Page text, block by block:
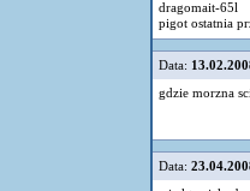
dragomait-65l
pigot ostatnia
Data:
gdzie morzna
Data: